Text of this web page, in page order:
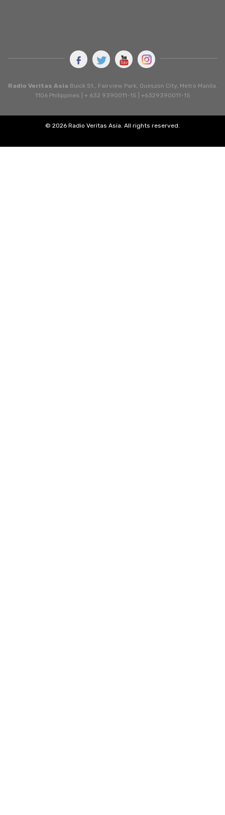
Radio Veritas Asia Buick St., Fairview Park, Queszon City, Metro Manila.
1106 Philippines | + 632 9390011-15 | +6329390011-15
© 2026 Radio Veritas Asia. All rights reserved.